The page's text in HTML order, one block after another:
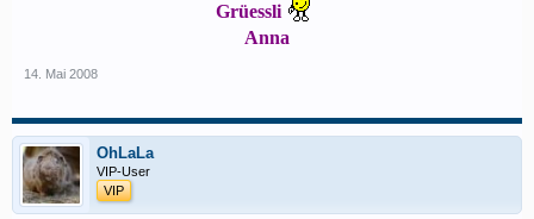
Grüessli
Anna
14. Mai 2008
OhLaLa
VIP-User
VIP